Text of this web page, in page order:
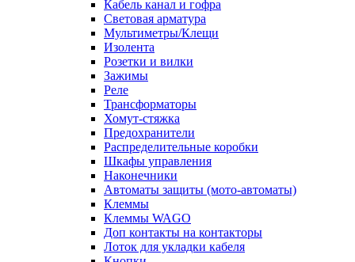
Кабель канал и гофра
Световая арматура
Мультиметры/Клещи
Изолента
Розетки и вилки
Зажимы
Реле
Трансформаторы
Хомут-стяжка
Предохранители
Распределительные коробки
Шкафы управления
Наконечники
Автоматы защиты (мото-автоматы)
Клеммы
Клеммы WAGO
Доп контакты на контакторы
Лоток для укладки кабеля